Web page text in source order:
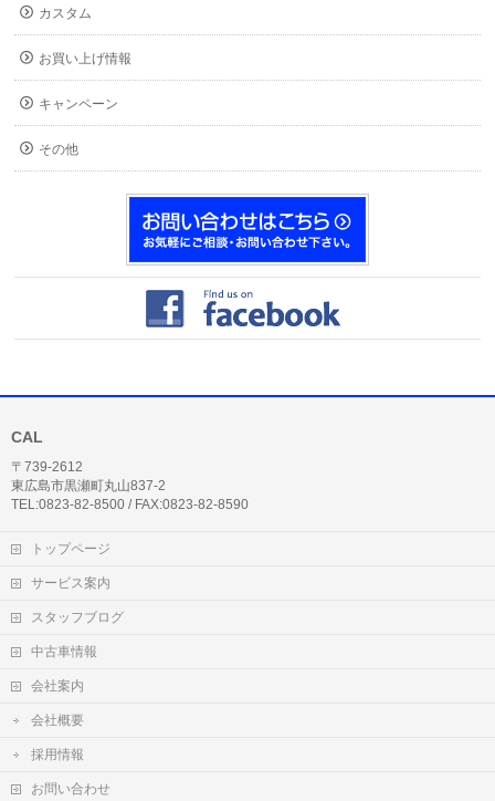
カスタム
お買い上げ情報
キャンペーン
その他
CAL
〒739-2612
東広島市黒瀬町丸山837-2
TEL:0823-82-8500 / FAX:0823-82-8590
トップページ
サービス案内
スタッフブログ
中古車情報
会社案内
会社概要
採用情報
お問い合わせ